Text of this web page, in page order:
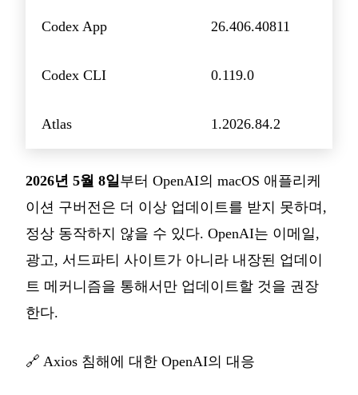
Codex App 26.406.40811
Codex CLI 0.119.0
Atlas 1.2026.84.2
2026년 5월 8일 부터 OpenAI의 macOS 애플리케
이션 구버전은 더 이상 업데이트를 받지 못하며,
정상 동작하지 않을 수 있다. OpenAI는 이메일,
광고, 서드파티 사이트가 아니라 내장된 업데이
트 메커니즘을 통해서만 업데이트할 것을 권장
한다.
🔗 Axios 침해에 대한 OpenAI의 대응